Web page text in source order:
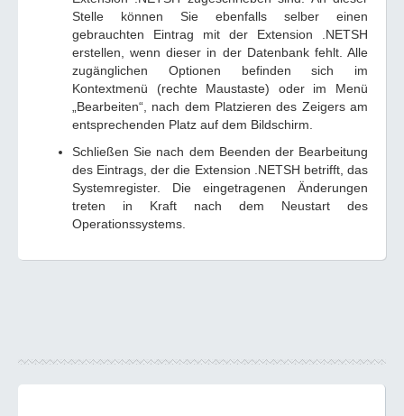
Stelle können Sie ebenfalls selber einen
gebrauchten Eintrag mit der Extension .NETSH
erstellen, wenn dieser in der Datenbank fehlt. Alle
zugänglichen Optionen befinden sich im
Kontextmenü (rechte Maustaste) oder im Menü
„Bearbeiten“, nach dem Platzieren des Zeigers am
entsprechenden Platz auf dem Bildschirm.
Schließen Sie nach dem Beenden der Bearbeitung
des Eintrags, der die Extension .NETSH betrifft, das
Systemregister. Die eingetragenen Änderungen
treten in Kraft nach dem Neustart des
Operationssystems.